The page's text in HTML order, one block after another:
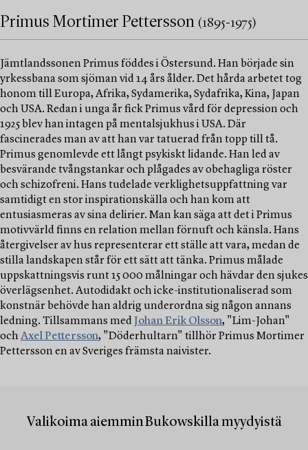
Primus Mortimer Pettersson (1895-1975)
Jämtlandssonen Primus föddes i Östersund. Han började sin
yrkessbana som sjöman vid 14 års ålder. Det hårda arbetet tog
honom till Europa, Afrika, Sydamerika, Sydafrika, Kina, Japan
och USA. Redan i unga år fick Primus vård för depression och
1925 blev han intagen på mentalsjukhus i USA. Där
fascinerades man av att han var tatuerad från topp till tå.
Primus genomlevde ett långt psykiskt lidande. Han led av
besvärande tvångstankar och plågades av obehagliga röster
och schizofreni. Hans tudelade verklighetsuppfattning var
samtidigt en stor inspirationskälla och han kom att
entusiasmeras av sina delirier. Man kan säga att det i Primus
motivvärld finns en relation mellan förnuft och känsla. Hans
återgivelser av hus representerar ett ställe att vara, medan de
stilla landskapen står för ett sätt att tänka. Primus målade
uppskattningsvis runt 15 000 målningar och hävdar den sjukes
överlägsenhet. Autodidakt och icke-institutionaliserad som
konstnär behövde han aldrig underordna sig någon annans
ledning. Tillsammans med
Johan Erik Olsson, "Lim-Johan"
och Axel Pettersson, "Döderhultarn" tillhör Primus Mortimer
Pettersson en av Sveriges främsta naivister.
Valikoima aiemmin Bukowskilla myydyistä